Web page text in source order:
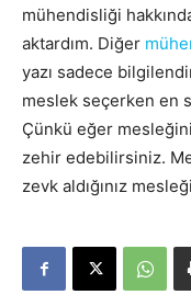
mühendisliği
aktardım. Diğer
yazı sadece
meslek seçerken en
Çünkü eğer
zehir edebilirsiniz.
zevk aldığınız